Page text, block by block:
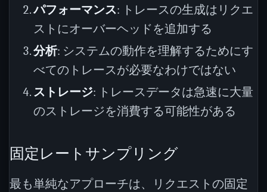
パフォーマンス: トレースの生成はリクエ
ストにオーバーヘッドを追加する
分析: システムの動作を理解するためにす
べてのトレースが必要なわけではない
ストレージ: トレースデータは急速に大量
のストレージを消費する可能性がある
固定レートサンプリング
最も単純なアプローチは、リクエストの固定